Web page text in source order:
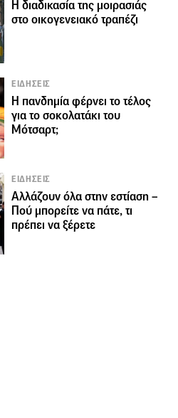
Η διαδικασία της μοιρασιάς
στο οικογενειακό τραπέζι
ΕΙΔΗΣΕΙΣ
H πανδημία φέρνει το τέλος
για το σοκολατάκι του
Μότσαρτ;
ΕΙΔΗΣΕΙΣ
Αλλάζουν όλα στην εστίαση –
Πού μπορείτε να πάτε, τι
πρέπει να ξέρετε